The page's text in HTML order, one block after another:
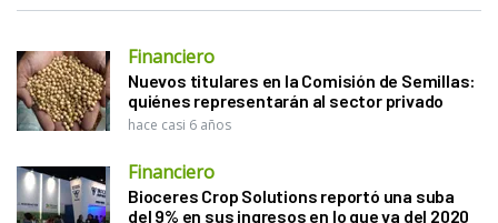
Financiero
Nuevos titulares en la Comisión de Semillas:
quiénes representarán al sector privado
hace casi 6 años
Financiero
Bioceres Crop Solutions reportó una suba
del 9% en sus ingresos en lo que va del 2020